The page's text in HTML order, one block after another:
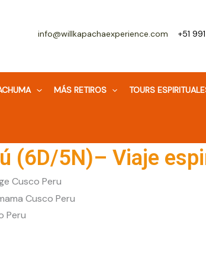
info@willkapachaexperience.com +51
MÁS RETIROS TOURS
(6D/5N)– Viaje